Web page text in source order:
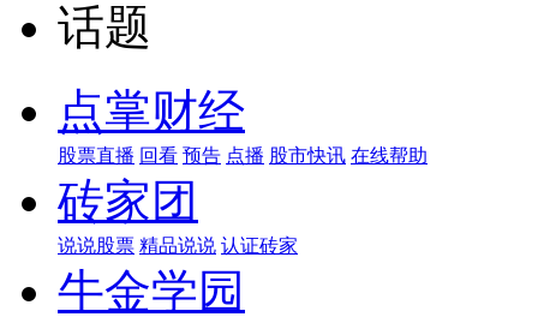
话题
点掌财经
股票直播 回看 预告 点播 股市快讯 在线帮助
砖家团
说说股票 精品说说 认证砖家
牛金学园